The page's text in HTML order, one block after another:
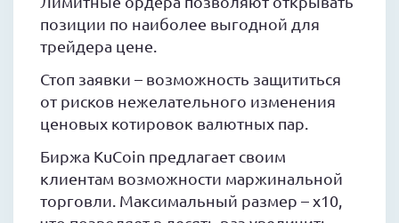
позиции по наиболее выгодной для
трейдера цене.
Стоп заявки – возможность защититься
от рисков нежелательного изменения
ценовых котировок валютных пар.
Биржа KuCoin предлагает своим
клиентам возможности маржинальной
торговли. Максимальный размер – х10,